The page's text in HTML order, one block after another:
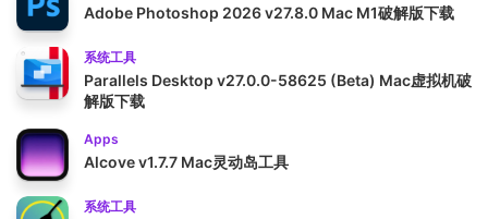
Adobe Photoshop 2026 v27.8.0 Mac M1破解版下载
系统工具
Parallels Desktop v27.0.0-58625 (Beta) Mac虚拟机破
解版下载
Apps
Alcove v1.7.7 Mac灵动岛工具
系统工具